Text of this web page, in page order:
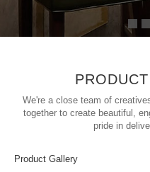
We're a close team of
together to create beautiful,
pride in
Product Gallery